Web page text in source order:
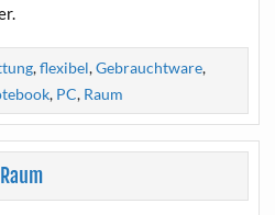
,flexibel,Gebrauchtware,
, PC, Raum